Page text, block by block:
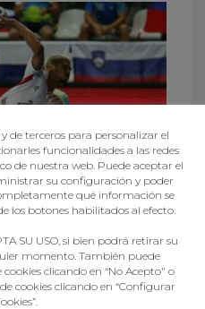
DO MUNDIAL
de terceros para personalizar el
funcionalidades a las redes
de nuestra web. Puede aceptar el
su configuración y poder
qué información se
los botones habilitados al efecto.
SU USO, si bien podrá retirar su
momento. También puede
clicando en “No Acepto" o
cookies clicando en “Configurar